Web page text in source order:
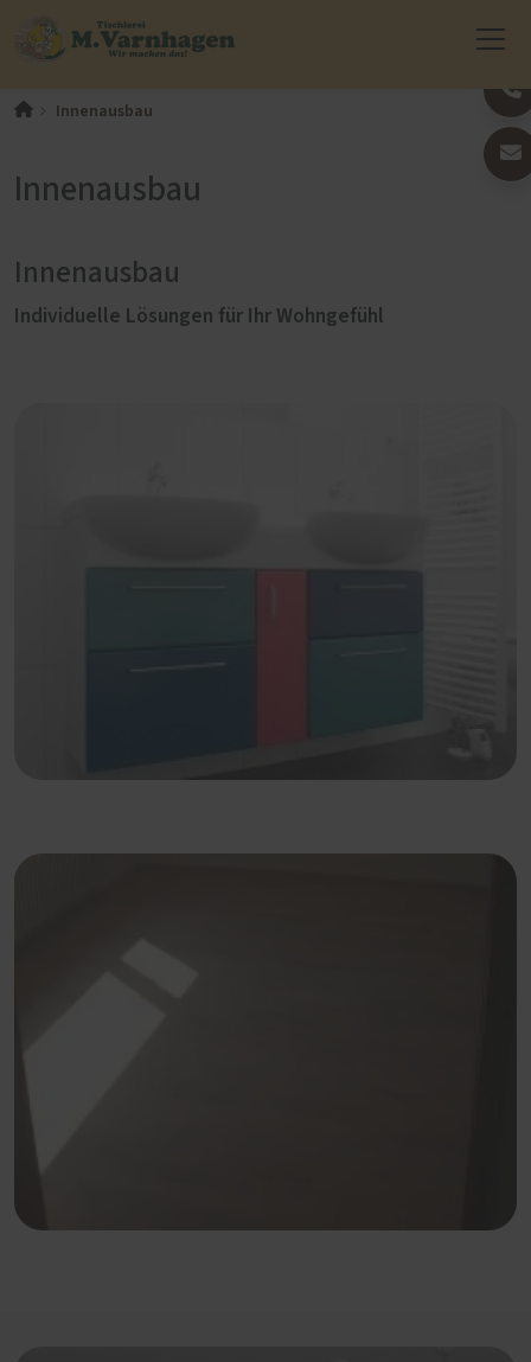
Innenausbau
Innenausbau
Innenausbau
Individuelle Lösungen für Ihr Wohngefühl